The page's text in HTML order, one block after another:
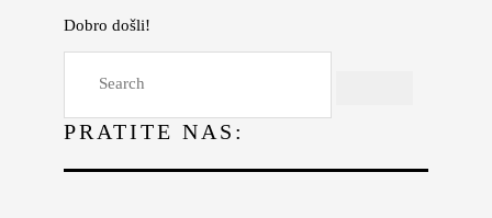
Dobro došli!
PRATITE NAS:
Lepota